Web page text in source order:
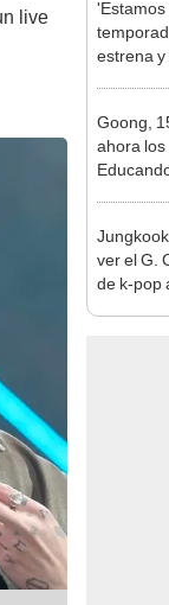
live
estrena y
Goong,
ahora
ver el G.
de k-pop